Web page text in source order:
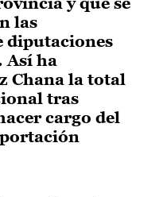
las
diputaciones
Así ha
Chana la total
tras
cargo del